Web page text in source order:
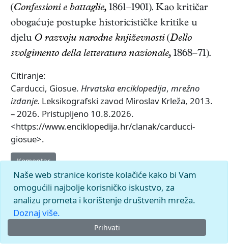
(Confessioni e battaglie, 1861–1901). Kao kritičar
obogaćuje postupke historicističke kritike u
djelu O razvoju narodne književnosti(Dello
svolgimento della letteratura nazionale, 1868–71).
Citiranje:
Carducci, Giosue. Hrvatska enciklopedija, mrežno
izdanje. Leksikografski zavod Miroslav Krleža, 2013.
– 2026. Pristupljeno 10.8.2026.
<https://www.enciklopedija.hr/clanak/carducci-
giosue>.
Komentar
Naše web stranice koriste kolačiće kako bi Vam
omogućili najbolje korisničko iskustvo, za
analizu prometa i korištenje društvenih mreža.
Doznaj više.
Prihvati
© 2026.Leksikografski zavodMiroslav Krleža